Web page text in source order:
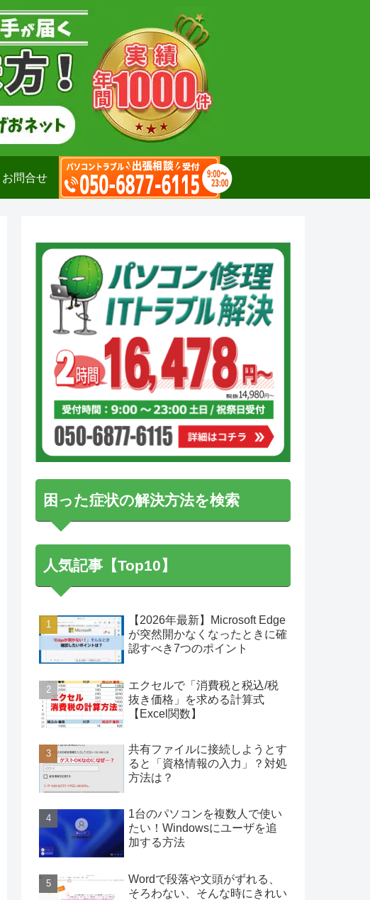
お問合せ
困った症状の解決方法を検索
人気記事【Top10】
【2026年最新】Microsoft Edge
が突然開かなくなったときに確
認すべき7つのポイント
エクセルで「消費税と税込/税
抜き価格」を求める計算式
【Excel関数】
共有ファイルに接続しようとす
ると「資格情報の入力」？対処
方法は？
1台のパソコンを複数人で使い
たい！Windowsにユーザを追
加する方法
Wordで段落や文頭がずれる、
そろわない、そんな時にきれい